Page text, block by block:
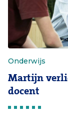
Onderwijs
Martijn
docent